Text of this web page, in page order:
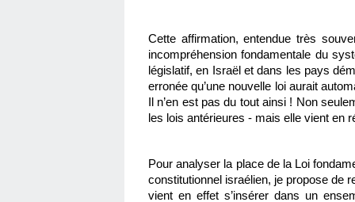
Cette affirmation, entendue très
incompréhension fondamentale du
législatif, en Israël et dans les pays
erronée qu’une nouvelle loi aurait
Il n’en est pas du tout ainsi ! Non
les lois antérieures - mais elle vient en
Pour analyser la place de la Loi
constitutionnel israélien, je propose de
vient en effet s’insérer dans un